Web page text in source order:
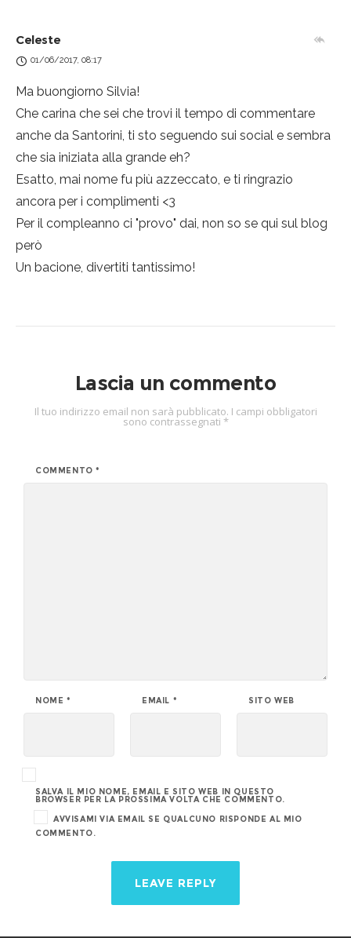
Celeste
01/06/2017, 08:17
Ma buongiorno Silvia!
Che carina che sei che trovi il tempo di commentare
anche da Santorini, ti sto seguendo sui social e sembra
che sia iniziata alla grande eh?
Esatto, mai nome fu più azzeccato, e ti ringrazio
ancora per i complimenti <3
Per il compleanno ci "provo" dai, non so se qui sul blog
però
Un bacione, divertiti tantissimo!
Lascia un commento
Il tuo indirizzo email non sarà pubblicato. I campi obbligatori
sono contrassegnati *
COMMENTO*
NOME * EMAIL * SITO WEB
SALVA IL MIO NOME, EMAIL E SITO WEB IN QUESTO
BROWSER PER LA PROSSIMA VOLTA CHE COMMENTO.
AVVISAMI VIA EMAIL SE QUALCUNO RISPONDE AL MIO
COMMENTO.